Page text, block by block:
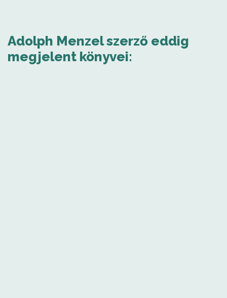
Adolph Menzel szerző eddig
megjelent könyvei: